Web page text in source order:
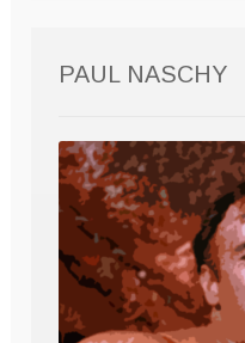
PAUL NASCHY